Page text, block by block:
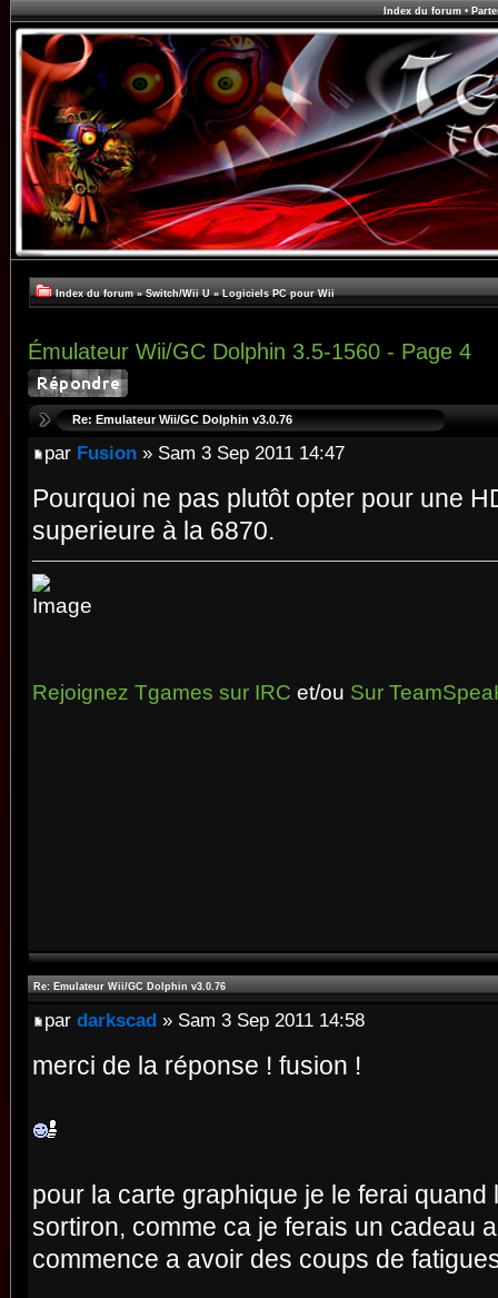
Index du forum•
Index du forum » Switch/Wii U » Logiciels PC pour Wii
Émulateur Wii/GC Dolphin 3.5-1560 - Page 4
Re: Emulateur Wii/GC Dolphin v3.0.76
par Fusion » Sam 3 Sep 2011 14:47
Pourquoi ne pas plutôt opter pour une
superieure à la 6870.
Rejoignez Tgames sur IRC et/ou Sur
Re: Emulateur Wii/GC Dolphin v3.0.76
par darkscad » Sam 3 Sep 2011 14:58
merci de la réponse ! fusion !
pour la carte graphique je le ferai quand
sortiron, comme ca je ferais un cadeau
commence a avoir des coups de